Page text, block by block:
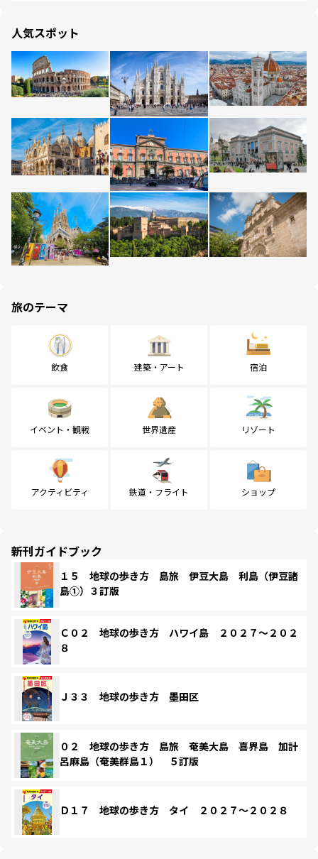
人気スポット
旅のテーマ
飲食 建築・アート 宿泊
イベント・観戦 世界遺産 リゾート
アクティビティ 鉄道・フライト ショップ
新刊ガイドブック
１５ 地球の歩き方 島旅 伊豆大島 利島（伊豆諸
島①）３訂版
Ｃ０２ 地球の歩き方 ハワイ島 ２０２７～２０２
８
Ｊ３３ 地球の歩き方 墨田区
０２ 地球の歩き方 島旅 奄美大島 喜界島 加計
呂麻島（奄美群島１） ５訂版
Ｄ１７ 地球の歩き方 タイ ２０２７～２０２８